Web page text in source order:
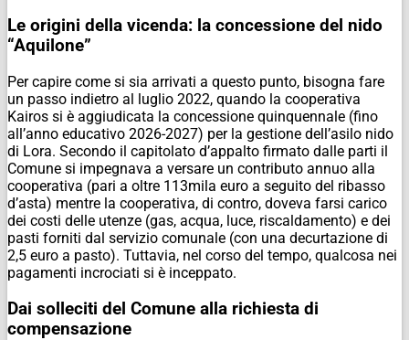
Le origini della vicenda: la concessione del nido
“Aquilone”
Per capire come si sia arrivati a questo punto, bisogna fare
un passo indietro al luglio 2022, quando la cooperativa
Kairos si è aggiudicata la concessione quinquennale (fino
all’anno educativo 2026-2027) per la gestione dell’asilo nido
di Lora. Secondo il capitolato d’appalto firmato dalle parti il
Comune si impegnava a versare un contributo annuo alla
cooperativa (pari a oltre 113mila euro a seguito del ribasso
d’asta) mentre la cooperativa, di contro, doveva farsi carico
dei costi delle utenze (gas, acqua, luce, riscaldamento) e dei
pasti forniti dal servizio comunale (con una decurtazione di
2,5 euro a pasto). Tuttavia, nel corso del tempo, qualcosa nei
pagamenti incrociati si è inceppato.
Dai solleciti del Comune alla richiesta di
compensazione